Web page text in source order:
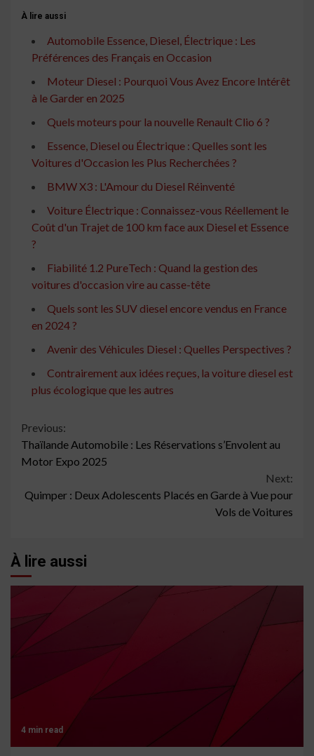
À lire aussi
Automobile Essence, Diesel, Électrique : Les
Préférences des Français en Occasion
Moteur Diesel : Pourquoi Vous Avez Encore Intérêt
à le Garder en 2025
Quels moteurs pour la nouvelle Renault Clio 6 ?
Essence, Diesel ou Électrique : Quelles sont les
Voitures d'Occasion les Plus Recherchées ?
BMW X3 : L'Amour du Diesel Réinventé
Voiture Électrique : Connaissez-vous Réellement le
Coût d'un Trajet de 100 km face aux Diesel et Essence
?
Fiabilité 1.2 PureTech : Quand la gestion des
voitures d'occasion vire au casse-tête
Quels sont les SUV diesel encore vendus en France
en 2024 ?
Avenir des Véhicules Diesel : Quelles Perspectives ?
Contrairement aux idées reçues, la voiture diesel est
plus écologique que les autres
Continue
Reading
Previous:
Thaïlande Automobile : Les Réservations s’Envolent au
Motor Expo 2025
Next:
Quimper : Deux Adolescents Placés en Garde à Vue pour
Vols de Voitures
À lire aussi
4 min read